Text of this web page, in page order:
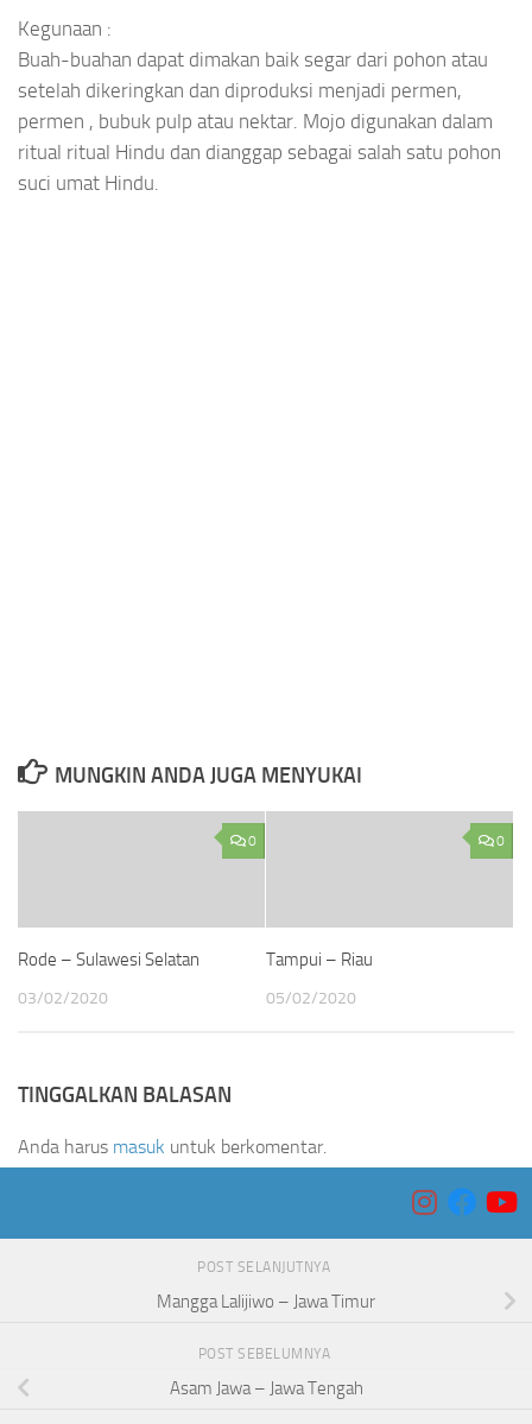
Kegunaan :
Buah-buahan dapat dimakan baik segar dari pohon atau
setelah dikeringkan dan diproduksi menjadi permen,
permen , bubuk pulp atau nektar. Mojo digunakan dalam
ritual ritual Hindu dan dianggap sebagai salah satu pohon
suci umat Hindu.
MUNGKIN ANDA JUGA MENYUKAI
0
Rode – Sulawesi Selatan
03/02/2020
0
Tampui – Riau
05/02/2020
TINGGALKAN BALASAN
Anda harus masuk untuk berkomentar.
POST SELANJUTNYA
Mangga Lalijiwo – Jawa Timur
POST SEBELUMNYA
Asam Jawa – Jawa Tengah